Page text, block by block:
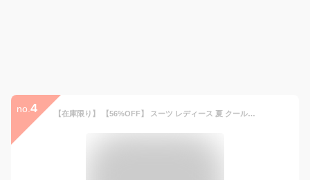
no. 4 【在庫限り】 【56%OFF】 スーツ レディース 夏 クールビズ パンツスーツ ビジネススーツ ロング ストレッチ 洗える オフィス ビジネス 通勤 仕事 面接 就職活動 転職 セレモニー 大きいサイズ 小さいサイズ オールシーズン 春 秋 冬 試着チケット対象